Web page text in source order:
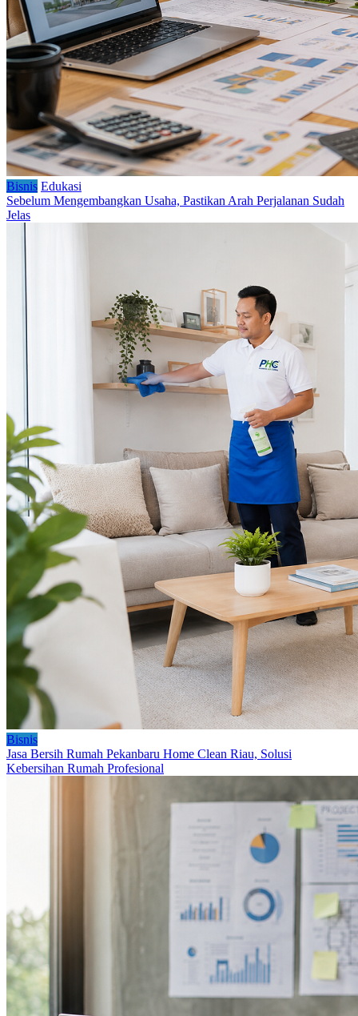
Bisnis Edukasi
Sebelum Mengembangkan Usaha, Pastikan Arah Perjalanan Sudah
Jelas
Bisnis
Jasa Bersih Rumah Pekanbaru Home Clean Riau, Solusi
Kebersihan Rumah Profesional